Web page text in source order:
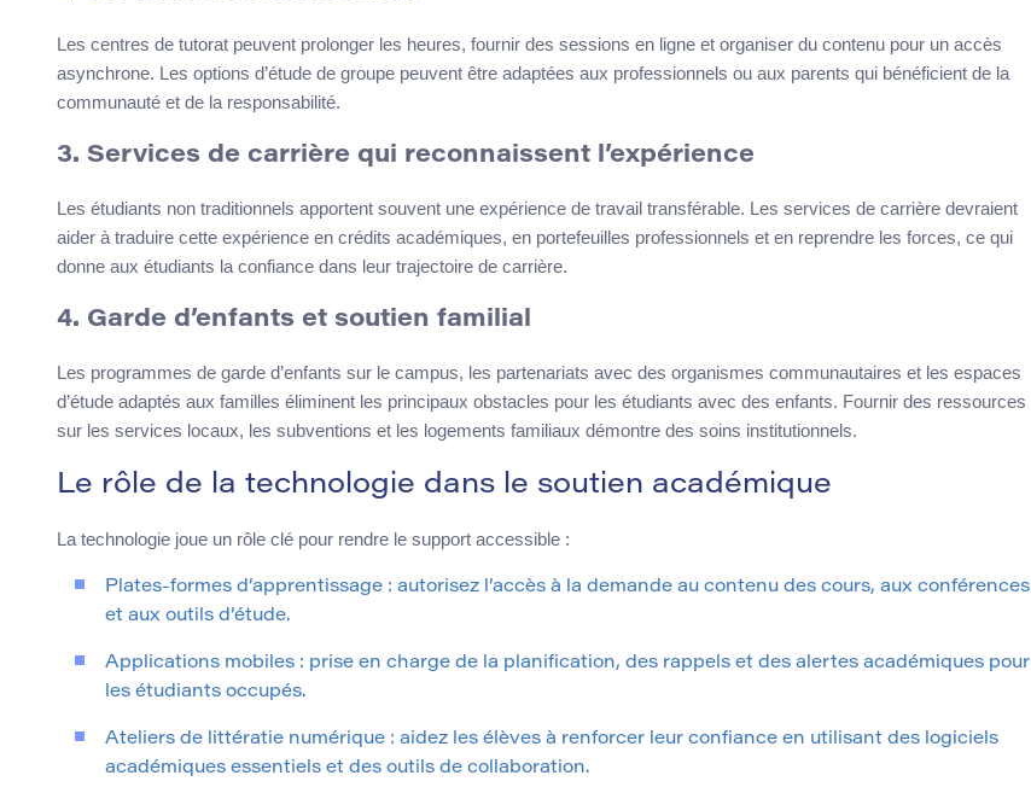
Les centres de tutorat peuvent prolonger les heures, fournir des sessions en ligne et organiser du contenu pour un accès
asynchrone. Les options d’étude de groupe peuvent être adaptées aux professionnels ou aux parents qui bénéficient de la
communauté et de la responsabilité.
3. Services de carrière qui reconnaissent l’expérience
Les étudiants non traditionnels apportent souvent une expérience de travail transférable. Les services de carrière devraient
aider à traduire cette expérience en crédits académiques, en portefeuilles professionnels et en reprendre les forces, ce qui
donne aux étudiants la confiance dans leur trajectoire de carrière.
4. Garde d’enfants et soutien familial
Les programmes de garde d’enfants sur le campus, les partenariats avec des organismes communautaires et les espaces
d’étude adaptés aux familles éliminent les principaux obstacles pour les étudiants avec des enfants. Fournir des ressources
sur les services locaux, les subventions et les logements familiaux démontre des soins institutionnels.
Le rôle de la technologie dans le soutien académique
La technologie joue un rôle clé pour rendre le support accessible :
Plates-formes d’apprentissage : autorisez l’accès à la demande au contenu des cours, aux conférences
et aux outils d’étude.
Applications mobiles : prise en charge de la planification, des rappels et des alertes académiques pour
les étudiants occupés.
Ateliers de littératie numérique : aidez les élèves à renforcer leur confiance en utilisant des logiciels
académiques essentiels et des outils de collaboration.